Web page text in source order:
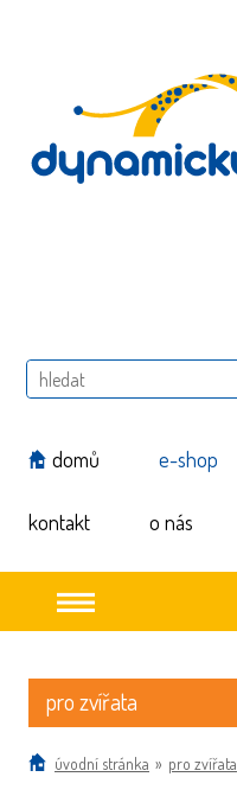
domů e-shop
kontakt
o nás
pro zvířata
úvodní stránka » pro zvířata